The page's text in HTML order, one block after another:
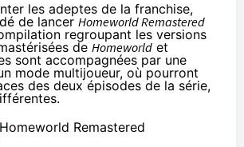
les adeptes de la franchise,
de lancer Homeworld Remastered
regroupant les versions
de Homeworld et
sont accompagnées par une
mode multijoueur, où pourront
des deux épisodes de la série,